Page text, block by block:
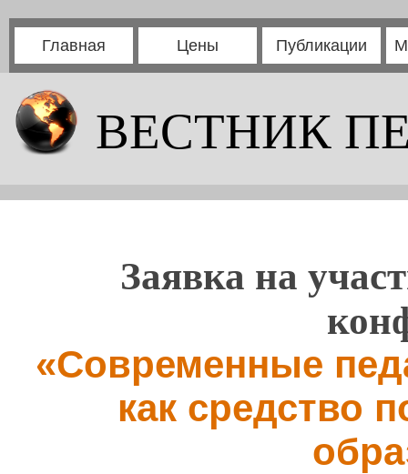
Главная Цены Публикации
ВЕСТНИК
Заявка на
«Современные
как средство